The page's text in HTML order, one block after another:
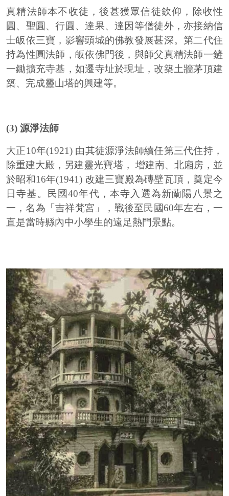
真精法師本不收徒，後甚獲眾信徒欽仰，除收性
圓、聖圓、行圓、達果、達因等僧徒外，亦接納信
士皈依三寶，影響頭城的佛教發展甚深。第二代住
持為性圓法師，皈依佛門後，與師父真精法師一鏟
一鋤擴充寺基，如遷寺址於現址，改築土牆茅頂建
築、完成靈山塔的興建等。
(3) 源淨法師
大正10年(1921) 由其徒源淨法師續任第三代住持，
除重建大殿，另建靈光寶塔， 增建南、北廂房，並
於昭和16年(1941) 改建三寶殿為磚壁瓦頂，奠定今
日寺基。民國40年代，本寺入選為新蘭陽八景之
一，名為「吉祥梵宮」，戰後至民國60年左右，一
直是當時縣內中小學生的遠足熱門景點。